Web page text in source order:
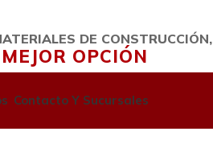
DE CONSTRUCCIÓN,
OPCIÓN
Contacto Y Sucursales